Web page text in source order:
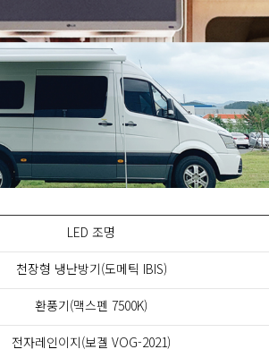
LED 조명
천장형 냉난방기(도메틱 IBIS)
환풍기(맥스펜 7500K)
전자레인이지(보겔 VOG-2021)